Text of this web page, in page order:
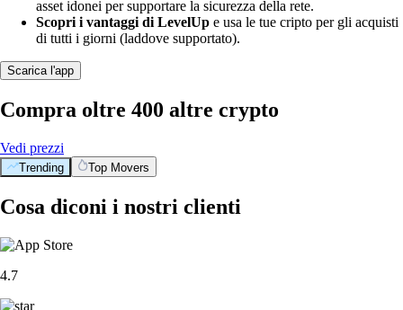
asset idonei per supportare la sicurezza della rete.
Scopri i vantaggi di LevelUp e usa le tue cripto per gli acquisti
di tutti i giorni (laddove supportato).
Scarica l'app
Compra oltre 400 altre crypto
Vedi prezzi
Trending Top Movers
Cosa diconi i nostri clienti
4.7